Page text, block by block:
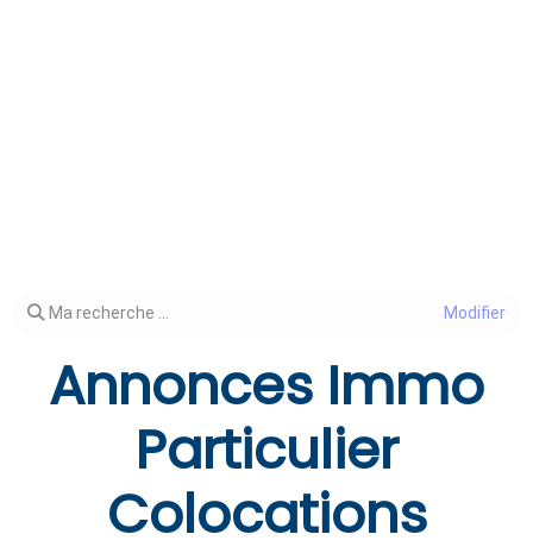
Modifier votre recherche
Ma recherche ...
Annonces Immo
Particulier
Colocations